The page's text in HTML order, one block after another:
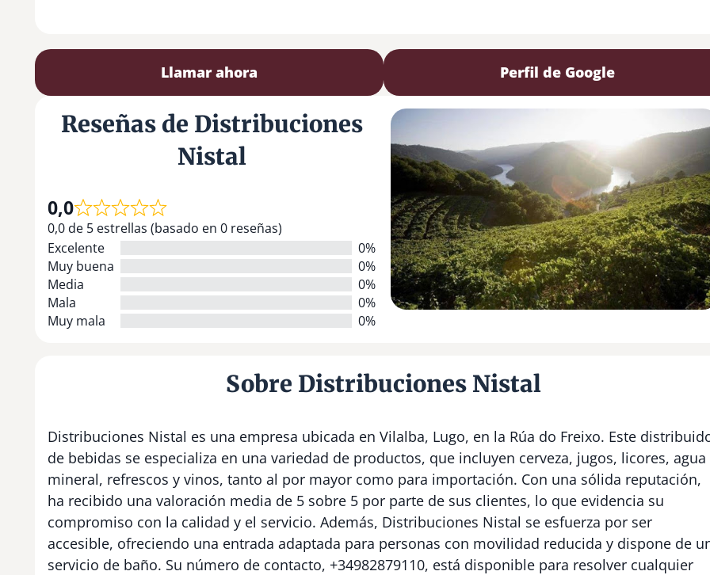
Llamar ahora Perfil de Google
Reseñas de Distribuciones
Nistal
0,0
0,0 de 5 estrellas (basado en 0 reseñas)
Excelente
0%
Muy buena
0%
Media
0%
Mala
0%
Muy mala
0%
Sobre Distribuciones Nistal
Distribuciones Nistal es una empresa ubicada en Vilalba, Lugo, en la Rúa do Freixo. Este
de bebidas se especializa en una variedad de productos, que incluyen cerveza, jugos, licores, agua
mineral, refrescos y vinos, tanto al por mayor como para importación. Con una sólida reputación,
ha recibido una valoración media de 5 sobre 5 por parte de sus clientes, lo que evidencia su
compromiso con la calidad y el servicio. Además, Distribuciones Nistal se esfuerza por ser
accesible, ofreciendo una entrada adaptada para personas con movilidad reducida y dispone de
servicio de baño. Su número de contacto, +34982879110, está disponible para resolver cualquier